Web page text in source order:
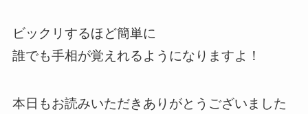
ビックリするほど簡単に
誰でも手相が覚えれるようになりますよ！
本日もお読みいただきありがとうございました